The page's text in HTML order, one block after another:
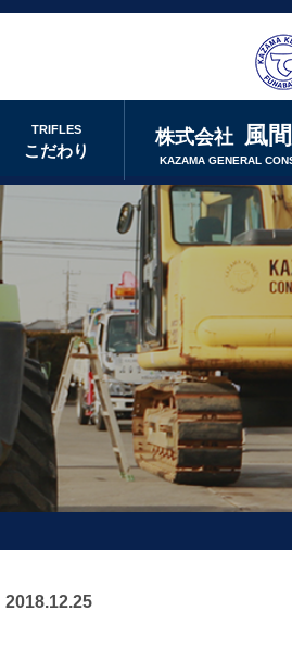
株式会社 風
KAZAMA GENERAL
TRIFLES
こだわり
2018.12.25